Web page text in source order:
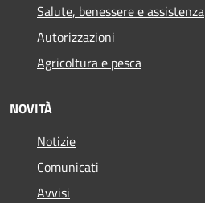
Salute, benessere e assistenza
Autorizzazioni
Agricoltura e pesca
NOVITÀ
Notizie
Comunicati
Avvisi